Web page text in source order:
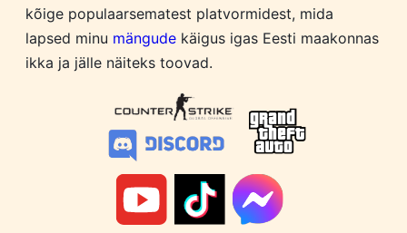
kõige populaarsematest platvormidest, mida
lapsed minu mängude käigus igas Eesti maakonnas
ikka ja jälle näiteks toovad.